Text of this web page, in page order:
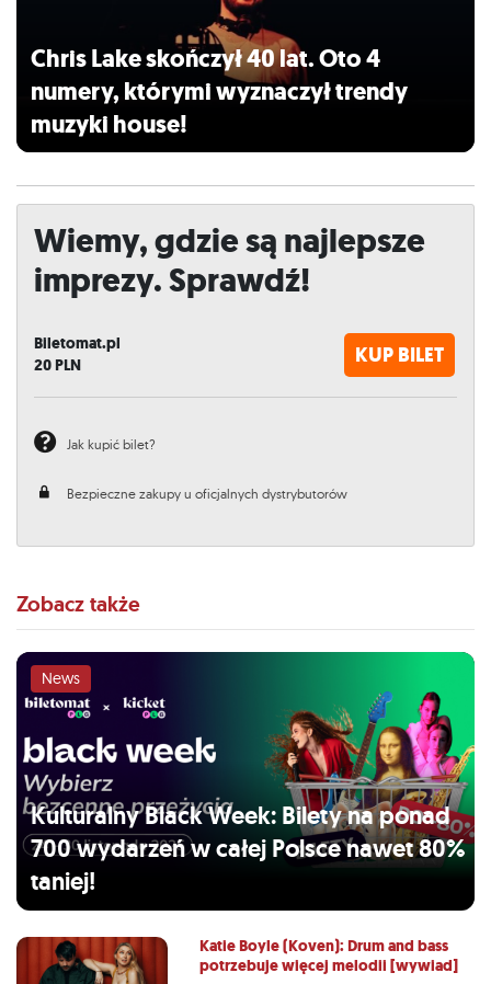
Chris Lake skończył 40 lat. Oto 4
numery, którymi wyznaczył trendy
muzyki house!
Wiemy, gdzie są najlepsze
imprezy. Sprawdź!
Biletomat.pl
20PLN KUP BILET
Jak kupić bilet?
Bezpieczne zakupy u oficjalnych dystrybutorów
Zobacz także
Kulturalny Black Week: Bilety na ponad
700 wydarzeń w całej Polsce nawet 80%
taniej!
News
Katie Boyle (Koven): Drum and bass
potrzebuje więcej melodii [wywiad]